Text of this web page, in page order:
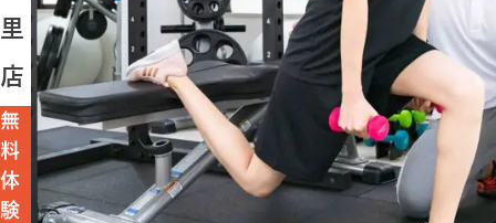
特長
選ばれる理由
ビフォーアフター
里
店
無
料
体
験